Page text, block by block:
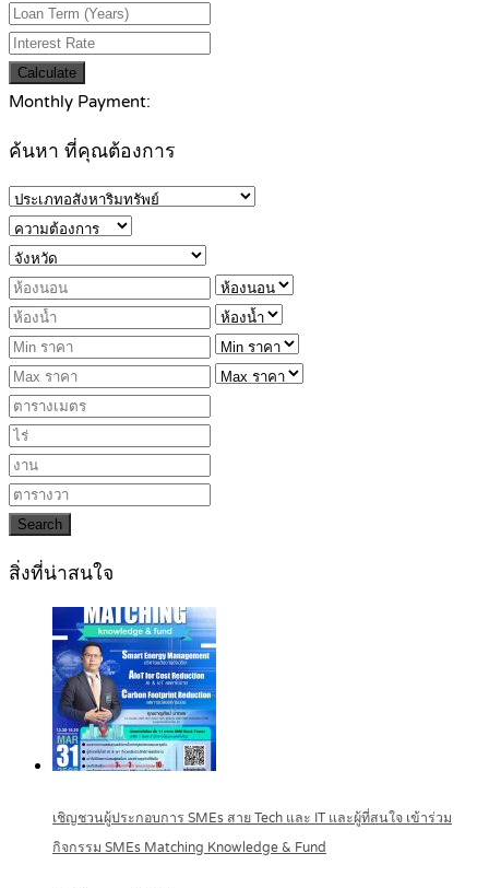
Calculate
Monthly Payment:
ค้นหา ที่คุณต้องการ
Search
สิ่งที่น่าสนใจ
เชิญชวนผู้ประกอบการ SMEs สาย Tech และ IT และผู้ที่สนใจ เข้าร่วม
กิจกรรม SMEs Matching Knowledge & Fund